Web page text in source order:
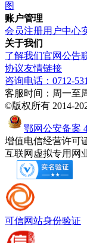
图
账户管理
会员注册用户中心
关于我们
了解我们官网公告
协议友情链接
咨询电话：0712-
客服时间：周一至
©版权所有 2014-
鄂网公安备案
增值电信经营许可
互联网虚拟专用网
可信网站身份验证